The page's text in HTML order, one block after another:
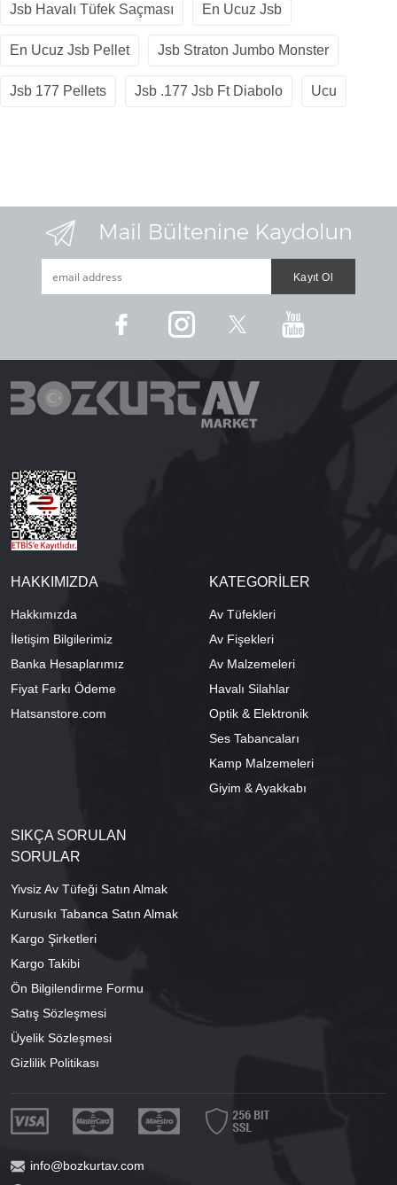
Jsb Havalı Tüfek Saçması En Ucuz Jsb
En Ucuz Jsb Pellet Jsb Straton Jumbo Monster
Jsb 177 Pellets Jsb .177 Jsb Ft Diabolo Ucu
HAKKIMIZDA
Hakkımızda
İletişim Bilgilerimiz
Banka Hesaplarımız
Fiyat Farkı Ödeme
Hatsanstore.com
KATEGORİLER
Av Tüfekleri
Av Fişekleri
Av Malzemeleri
Havalı Silahlar
Optik & Elektronik
Ses Tabancaları
Kamp Malzemeleri
Giyim & Ayakkabı
SIKÇA SORULAN
SORULAR
Yivsiz Av Tüfeği Satın Almak
Kurusıkı Tabanca Satın Almak
Kargo Şirketleri
Kargo Takibi
Ön Bilgilendirme Formu
Satış Sözleşmesi
Üyelik Sözleşmesi
Gizlilik Politikası
info@bozkurtav.com